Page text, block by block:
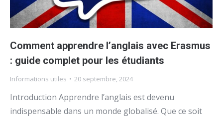
Comment apprendre l’anglais avec Erasmus
: guide complet pour les étudiants
Informations utiles 20 septembre, 2024
Introduction Apprendre l’anglais est devenu
indispensable dans un monde globalisé. Que ce soit